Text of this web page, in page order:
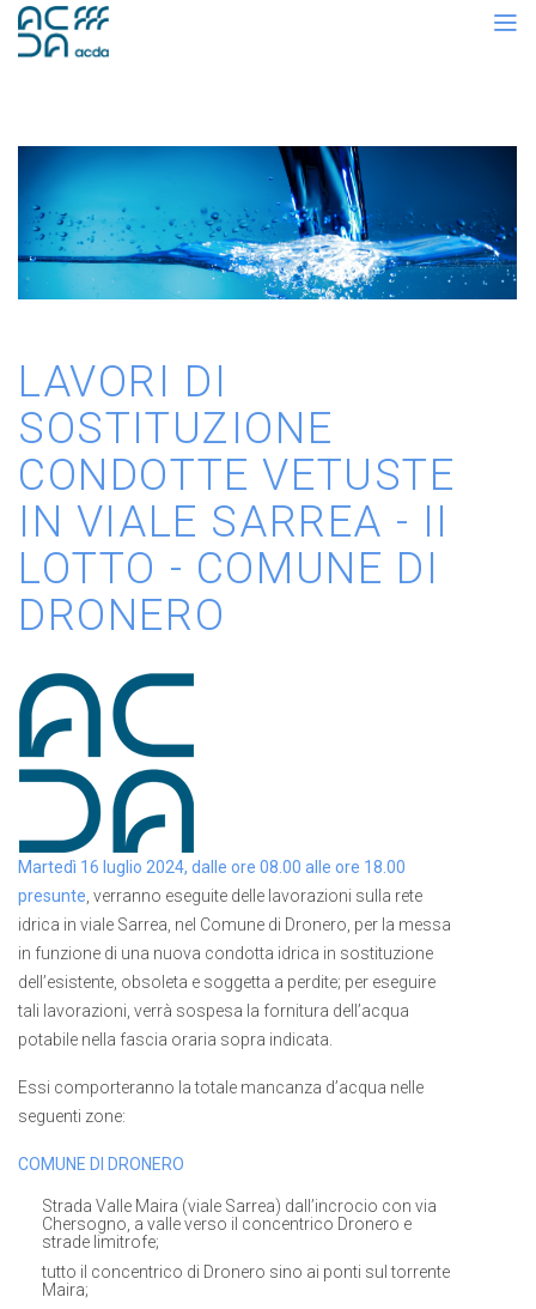
LAVORI DI
SOSTITUZIONE
CONDOTTE VETUSTE
IN VIALE SARREA - II
LOTTO - COMUNE DI
DRONERO
Martedì 16 luglio 2024, dalle ore 08.00 alle ore 18.00
presunte , verranno eseguite delle lavorazioni sulla rete
idrica in viale Sarrea, nel Comune di Dronero, per la messa
in funzione di una nuova condotta idrica in sostituzione
dell’esistente, obsoleta e soggetta a perdite; per eseguire
tali lavorazioni, verrà sospesa la fornitura dell’acqua
potabile nella fascia oraria sopra indicata.
Essi comporteranno la totale mancanza d’acqua nelle
seguenti zone:
COMUNE DI DRONERO
Strada Valle Maira (viale Sarrea) dall’incrocio con via
Chersogno, a valle verso il concentrico Dronero e
strade limitrofe;
tutto il concentrico di Dronero sino ai ponti sul torrente
Maira;